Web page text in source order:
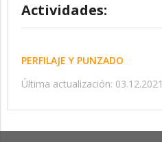
Actividades:
PERFILAJE Y PUNZADO
Última actualización: 03.12.2021